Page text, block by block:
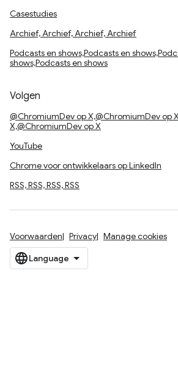
Casestudies
Archief, Archief, Archief, Archief
Podcasts en shows,Podcasts en
shows,Podcasts en shows
Volgen
@ChromiumDev op X,@ChromiumDev op
X,@ChromiumDev op X
YouTube
Chrome voor ontwikkelaars op LinkedIn
RSS, RSS, RSS, RSS
Voorwaarden Privacy Manage cookies